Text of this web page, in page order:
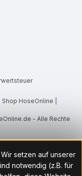
HoseOnline |
- Alle Rechte
Wir setzen auf unserer
notwendig (z.B. für